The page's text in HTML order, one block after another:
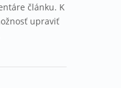
článku. K
upraviť